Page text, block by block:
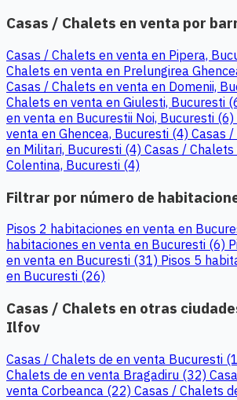
Casas / Chalets en venta por
Casas / Chalets en venta en Pipera,
Chalets en venta en Prelungirea
Casas / Chalets en venta en Domenii,
Chalets en venta en Giulesti, Bucuresti
en venta en Bucurestii Noi, Bucuresti (6)
venta en Ghencea, Bucuresti (4) Casas
en Militari, Bucuresti (4) Casas /
Colentina, Bucuresti (4)
Filtrar por número de
Pisos 2 habitaciones en venta en
habitaciones en venta en Bucuresti (6)
en venta en Bucuresti (31) Pisos 5
en Bucuresti (26)
Casas / Chalets en otras
Ilfov
Casas / Chalets de en venta Bucuresti
Chalets de en venta Bragadiru (32)
venta Corbeanca (22) Casas / Chalets